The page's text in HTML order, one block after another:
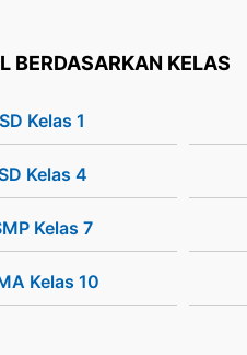
BERDASARKAN KELAS
SD Kelas 1
Kelas 4
Kelas 7
Kelas 10